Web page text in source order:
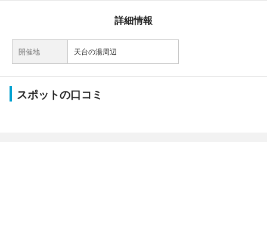
詳細情報
開催地 天台の湯周辺
スポットの口コミ